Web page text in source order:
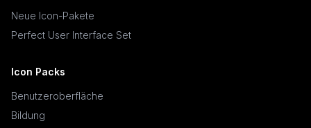
Neue Icon-Pakete
Perfect User Interface Set
Icon Packs
Benutzeroberfläche
Bildung